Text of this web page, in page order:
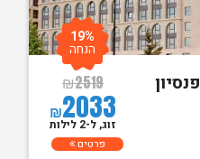
₪2519
₪2033
19%
הנחה
זוג, ל-2 לילות
פרטים